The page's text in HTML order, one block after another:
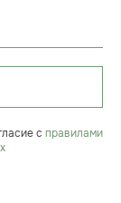
с правилами